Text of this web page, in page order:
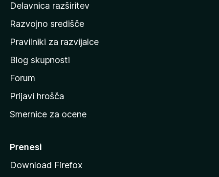
o
m
a
o
s
t
a
M
z
Delavnica razširitev
Razvojno središče
Pravilniki za razvijalce
Blog skupnosti
Forum
Prijavi hrošča
Smernice za ocene
Prenesi
Download Firefox